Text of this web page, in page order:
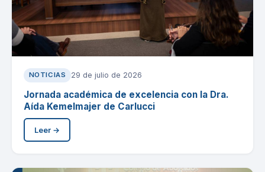
NOTICIAS 29 de julio de 2026
Jornada académica de excelencia con la Dra.
Aída Kemelmajer de Carlucci
Leer →